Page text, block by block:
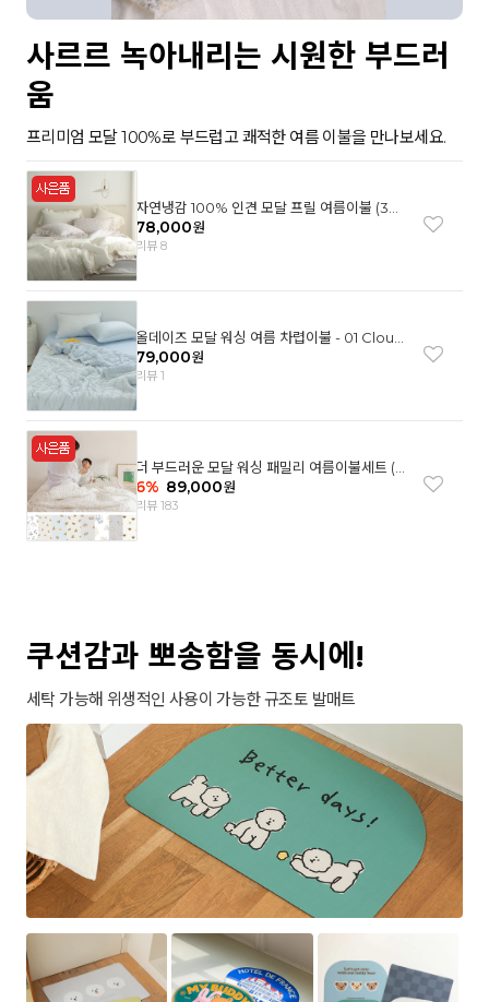
사르르 녹아내리는 시원한 부드러
움
프리미엄 모달 100%로 부드럽고 쾌적한 여름 이불을 만나보세요.
자연냉감 100% 인견 모달 프릴 여름이불 (3컬
러)
78,000원
리뷰 8
올데이즈 모달 워싱 여름 차렵이불 - 01 Cloud
garden(SS)
79,000원
리뷰 1
더 부드러운 모달 워싱 패밀리 여름이불세트 (8
컬러)
6% 89,000원
리뷰 183
쿠션감과 뽀송함을 동시에!
세탁 가능해 위생적인 사용이 가능한 규조토 발매트